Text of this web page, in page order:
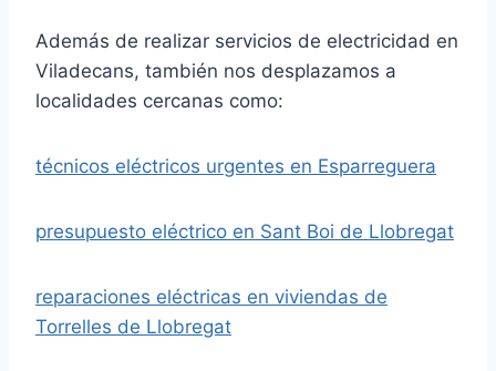
Además de realizar servicios de electricidad en
Viladecans, también nos desplazamos a
localidades cercanas como:
técnicos eléctricos urgentes en Esparreguera
presupuesto eléctrico en Sant Boi de Llobregat
reparaciones eléctricas en viviendas de
Torrelles de Llobregat